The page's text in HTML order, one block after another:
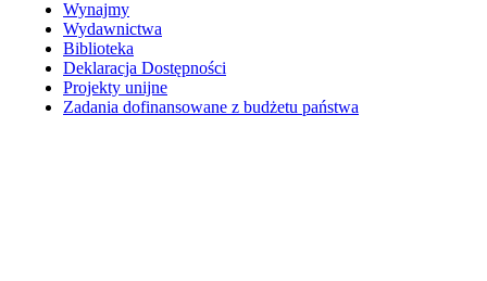
Wynajmy
Wydawnictwa
Biblioteka
Deklaracja Dostępności
Projekty unijne
Zadania dofinansowane z budżetu państwa